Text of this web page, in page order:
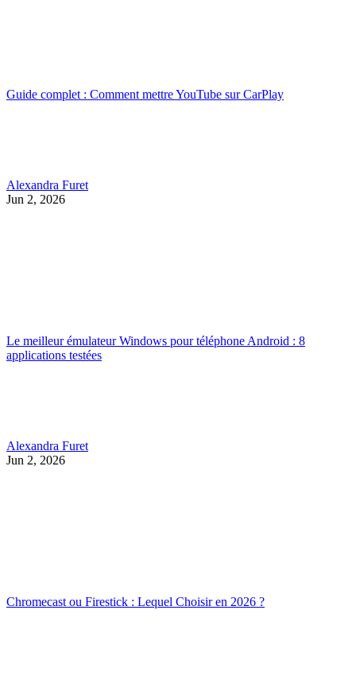
Guide complet : Comment mettre YouTube sur CarPlay
Alexandra Furet
Jun 2, 2026
Le meilleur émulateur Windows pour téléphone Android : 8
applications testées
Alexandra Furet
Jun 2, 2026
Chromecast ou Firestick : Lequel Choisir en 2026 ?